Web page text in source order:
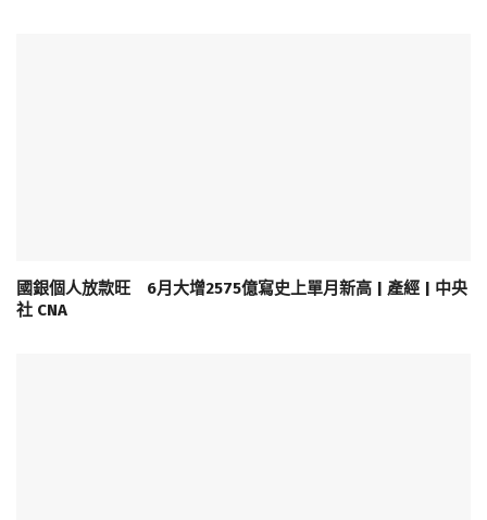
國銀個人放款旺 6月大增2575億寫史上單月新高 | 產經 | 中央
社 CNA